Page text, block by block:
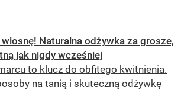
Naturalna odżywka za grosze,
jak nigdy wcześniej
to klucz do obfitego kwitnienia.
na tanią i skuteczną odżywkę